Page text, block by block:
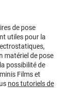
de pose
utiles pour la
matériel de pose
possibilité de
Films et
nos tutoriels de